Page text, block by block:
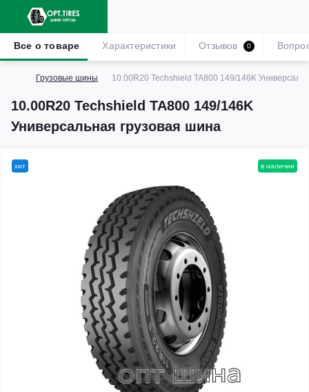
Грузовые шины 10.00R20 Techshield TA800 149/146K
10.00R20 Techshield TA800 149/146K
Универсальная грузовая шина
Все о товаре Характеристики Отзывов 0
хит в наличии